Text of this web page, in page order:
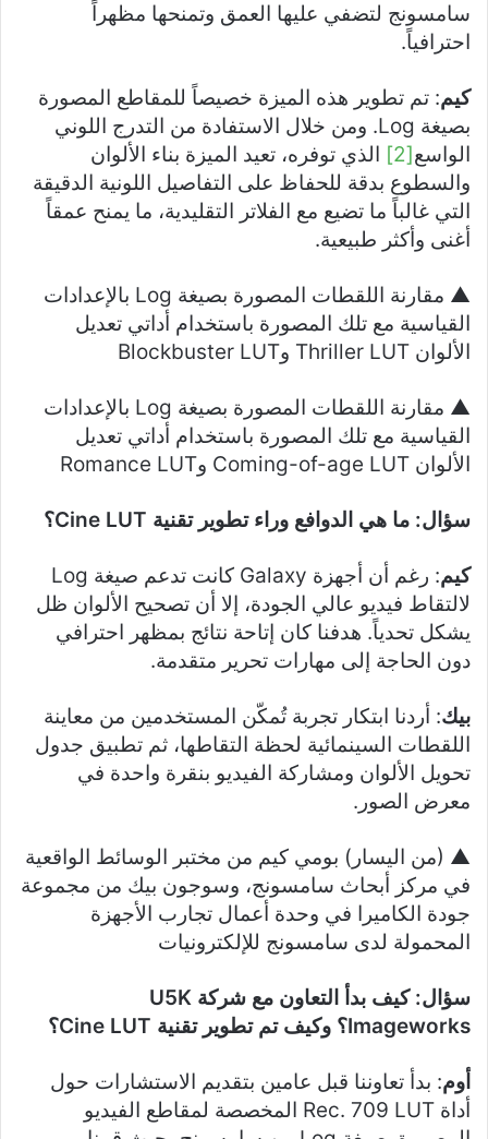
سامسونج لتضفي عليها العمق وتمنحها مظهراً
احترافياً.
كيم: تم تطوير هذه الميزة خصيصاً للمقاطع المصورة
بصيغة Log. ومن خلال الاستفادة من التدرج اللوني
الواسع[2]
الذي توفره، تعيد الميزة بناء الألوان
والسطوع بدقة للحفاظ على التفاصيل اللونية الدقيقة
التي غالباً ما تضيع مع الفلاتر التقليدية، ما يمنح عمقاً
أغنى وأكثر طبيعية.
▲ مقارنة اللقطات المصورة بصيغة Log بالإعدادات
القياسية مع تلك المصورة باستخدام أداتي تعديل
الألوان Thriller LUT وBlockbuster LUT
▲ مقارنة اللقطات المصورة بصيغة Log بالإعدادات
القياسية مع تلك المصورة باستخدام أداتي تعديل
الألوان Coming-of-age LUT وRomance LUT
سؤال: ما هي الدوافع وراء تطوير تقنية Cine LUT؟
كيم
: رغم أن أجهزة Galaxy كانت تدعم صيغة Log
لالتقاط فيديو عالي الجودة، إلا أن تصحيح الألوان ظل
يشكل تحدياً. هدفنا كان إتاحة نتائج بمظهر احترافي
دون الحاجة إلى مهارات تحرير متقدمة.
بيك: أردنا ابتكار تجربة تُمكّن المستخدمين من معاينة
اللقطات السينمائية لحظة التقاطها، ثم تطبيق جدول
تحويل الألوان ومشاركة الفيديو بنقرة واحدة في
معرض الصور.
▲ (من اليسار) بومي كيم من مختبر الوسائط الواقعية
في مركز أبحاث سامسونج، وسوجون بيك من مجموعة
جودة الكاميرا في وحدة أعمال تجارب الأجهزة
المحمولة لدى سامسونج للإلكترونيات
سؤال: كيف بدأ التعاون مع شركة U5K
Imageworks؟ وكيف تم تطوير تقنية Cine LUT؟
أوم: بدأ تعاوننا قبل عامين بتقديم الاستشارات حول
أداة Rec. 709 LUT المخصصة لمقاطع الفيديو